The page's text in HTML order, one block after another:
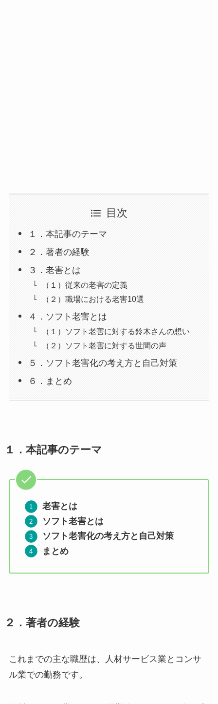
目次
１．本記事のテーマ
２．著者の経験
３．老害とは
（１）従来の老害の定義
（２）職場における老害10選
４．ソフト老害とは
（１）ソフト老害に対する鈴木さんの想い
（２）ソフト老害に対する世間の声
５．ソフト老害化の考え方と自己対策
６．まとめ
１． 本記事のテーマ
老害とは
ソフト老害とは
ソフト老害化の考え方と自己対策
まとめ
２． 著者の経験
これまでの主な職歴は、人材サービス業とコンサ
ル業での勤務です。